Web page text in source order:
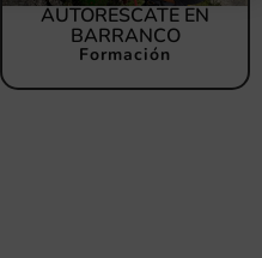
AUTORESCATE EN
BARRANCO
Formación